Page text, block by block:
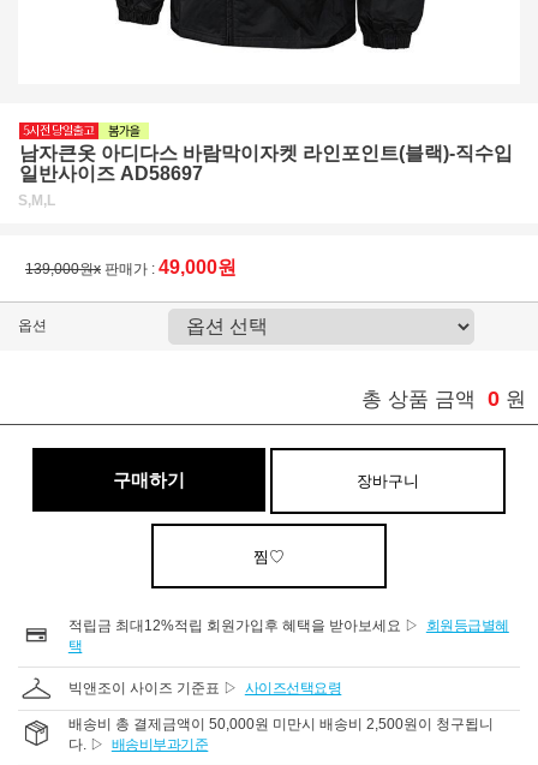
남자큰옷 아디다스 바람막이자켓 라인포인트(블랙)-직수입
일반사이즈 AD58697
S,M,L
139,000원x 판매가 : 49,000원
옵션
총 상품 금액 0 원
구매하기 장바구니
찜♡
적립금 최대12%적립 회원가입후 혜택을 받아보세요 ▷
회원등급별혜
택
빅앤조이 사이즈 기준표 ▷ 사이즈선택요령
배송비 총 결제금액이 50,000원 미만시 배송비 2,500원이 청구됩니
다. ▷ 배송비부과기준